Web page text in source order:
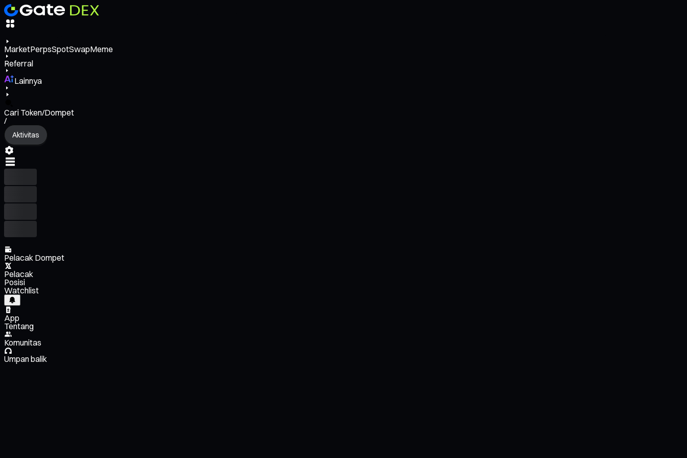
MarketPerpsSpotSwapMeme
Referral
Lainnya
Cari Token/Dompet
/
Aktivitas
Pelacak Dompet
Pelacak
Posisi
Watchlist
App
Tentang
Komunitas
Umpan balik